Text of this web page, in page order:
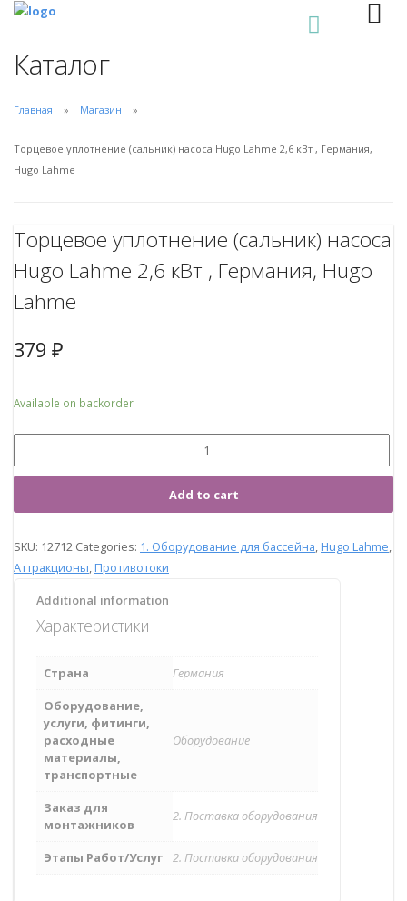
Каталог
Главная Магазин
Торцевое уплотнение (сальник) насоса Hugo Lahme 2,6 кВт , Германия,
Hugo Lahme
Торцевое уплотнение (сальник) насоса
Hugo Lahme 2,6 кВт , Германия, Hugo
Lahme
379 ₽
Available on backorder
Add to cart
SKU: 12712 Categories: 1. Оборудование для бассейна, Hugo Lahme,
Аттракционы, Противотоки
Additional information
Характеристики
Страна
Германия
Оборудование,
услуги, фитинги,
расходные
материалы,
транспортные
Оборудование
Заказ для
монтажников
2. Поставка оборудования
Этапы Работ/Услуг 2. Поставка оборудования